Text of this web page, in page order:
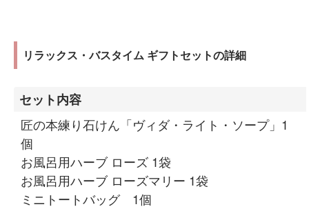
リラックス・バスタイム ギフトセットの詳細
セット内容
匠の本練り石けん「ヴィダ・ライト・ソープ」1
個
お風呂用ハーブ ローズ 1袋
お風呂用ハーブ ローズマリー 1袋
ミニトートバッグ 1個